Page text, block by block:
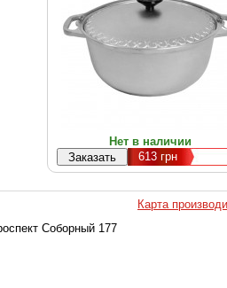
Нет в наличии
613грн
Карта
Соборный 177